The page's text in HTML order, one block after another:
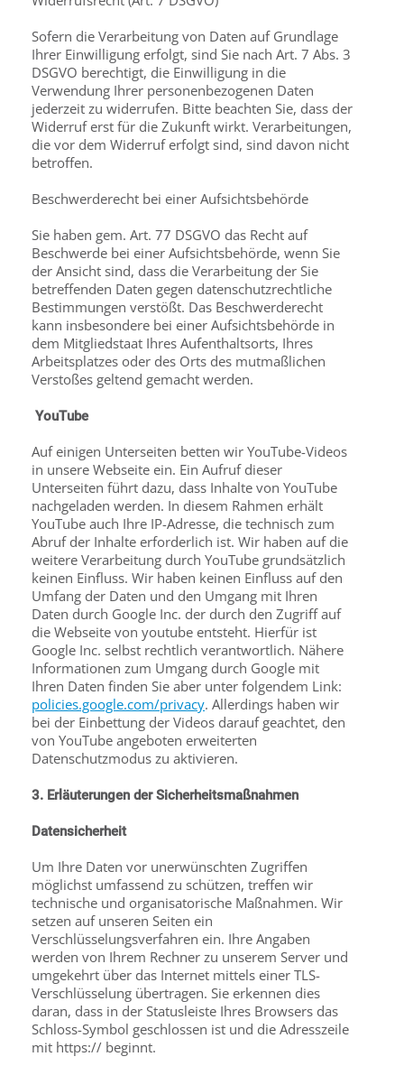
Sofern die Verarbeitung von Daten auf Grundlage
Ihrer Einwilligung erfolgt, sind Sie nach Art. 7 Abs. 3
DSGVO berechtigt, die Einwilligung in die
Verwendung Ihrer personenbezogenen Daten
jederzeit zu widerrufen. Bitte beachten Sie, dass der
Widerruf erst für die Zukunft wirkt. Verarbeitungen,
die vor dem Widerruf erfolgt sind, sind davon nicht
betroffen.
Beschwerderecht bei einer Aufsichtsbehörde
Sie haben gem. Art. 77 DSGVO das Recht auf
Beschwerde bei einer Aufsichtsbehörde, wenn Sie
der Ansicht sind, dass die Verarbeitung der Sie
betreffenden Daten gegen datenschutzrechtliche
Bestimmungen verstößt. Das Beschwerderecht
kann insbesondere bei einer Aufsichtsbehörde in
dem Mitgliedstaat Ihres Aufenthaltsorts, Ihres
Arbeitsplatzes oder des Orts des mutmaßlichen
Verstoßes geltend gemacht werden.
YouTube
Auf einigen Unterseiten betten wir YouTube-Videos
in unsere Webseite ein. Ein Aufruf dieser
Unterseiten führt dazu, dass Inhalte von YouTube
nachgeladen werden. In diesem Rahmen erhält
YouTube auch Ihre IP-Adresse, die technisch zum
Abruf der Inhalte erforderlich ist. Wir haben auf die
weitere Verarbeitung durch YouTube grundsätzlich
keinen Einfluss. Wir haben keinen Einfluss auf den
Umfang der Daten und den Umgang mit Ihren
Daten durch Google Inc. der durch den Zugriff auf
die Webseite von youtube entsteht. Hierfür ist
Google Inc. selbst rechtlich verantwortlich. Nähere
Informationen zum Umgang durch Google mit
Ihren Daten finden Sie aber unter folgendem Link:
policies.google.com/privacy. Allerdings haben wir
bei der Einbettung der Videos darauf geachtet, den
von YouTube angeboten erweiterten
Datenschutzmodus zu aktivieren.
3. Erläuterungen der Sicherheitsmaßnahmen
Datensicherheit
Um Ihre Daten vor unerwünschten Zugriffen
möglichst umfassend zu schützen, treffen wir
technische und organisatorische Maßnahmen. Wir
setzen auf unseren Seiten ein
Verschlüsselungsverfahren ein. Ihre Angaben
werden von Ihrem Rechner zu unserem Server und
umgekehrt über das Internet mittels einer TLS-
Verschlüsselung übertragen. Sie erkennen dies
daran, dass in der Statusleiste Ihres Browsers das
Schloss-Symbol geschlossen ist und die Adresszeile
mit https:// beginnt.